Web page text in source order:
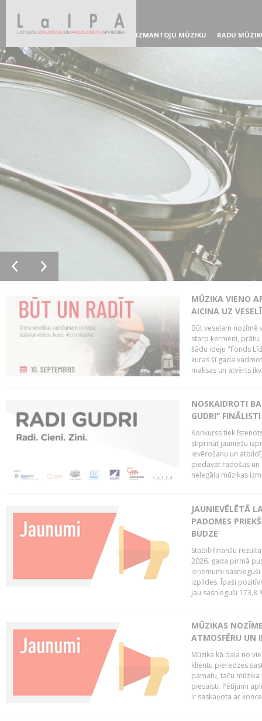
IZMANTOJU MŪZIKU RADU
MŪZIKA VIENO
AICINA UZ
Būt veselam nozīmē
starp ķermeni,
šādu ideju "Fonds
kuras šī gada
maksas un atvērts
NOSKAIDROTI
GUDRI” FINĀLISTI
Konkurss tiek
stiprināt jauniešu
ievērošanu un
piedāvāt radošus
nelegālu mūzikas
JAUNIEVĒLĒTĀ
PADOMES
BUDZE
Stabili finanšu
2026. gada pirmā
ieņēmumi
izpildes. Īpaši
jau sasnieguši 173,8
MŪZIKAS
ATMOSFĒRU UN
Mūzika kā daļa no
klientu pieredzes
pamatu, taču
piesaisti. Pētījumi
ir saskaņota ar